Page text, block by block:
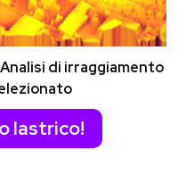
Analisi di irraggiamento
lastrico!